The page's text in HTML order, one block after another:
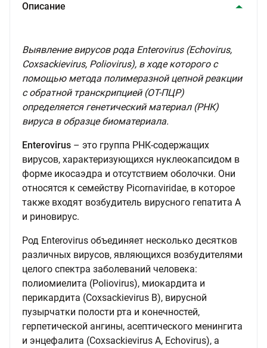
Описание
Выявление вирусов рода Enterovirus (Echovirus,
Сoxsackievirus, Poliovirus), в ходе которого с
помощью метода полимеразной цепной реакции
с обратной транскрипцией (ОТ-ПЦР)
определяется генетический материал (РНК)
вируса в образце биоматериала.
Enterovirus – это группа РНК-содержащих
вирусов, характеризующихся нуклеокапсидом в
форме икосаэдра и отсутствием оболочки. Они
относятся к семейству Picornaviridae, в которое
также входят возбудитель вирусного гепатита А
и риновирус.
Род Enterovirus объединяет несколько десятков
различных вирусов, являющихся возбудителями
целого спектра заболеваний человека:
полиомиелита (Poliovirus), миокардита и
перикардита (Сoxsackievirus В), вирусной
пузырчатки полости рта и конечностей,
герпетической ангины, асептического менингита
и энцефалита (Сoxsackievirus A, Echovirus), а